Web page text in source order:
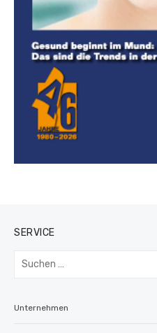
SERVICE
Suchen
Unternehmen